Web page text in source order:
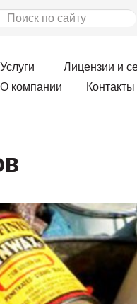
Услуги Лицензии и
О компании
Контакты